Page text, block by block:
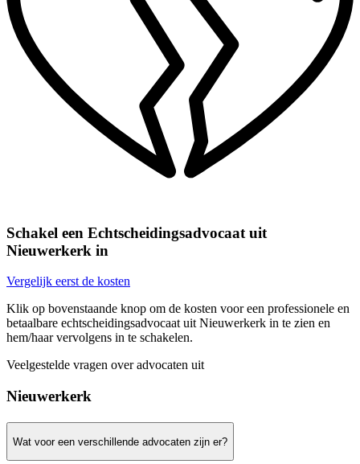
Schakel een Echtscheidingsadvocaat uit
Nieuwerkerk in
Vergelijk eerst de kosten
Klik op bovenstaande knop om de kosten voor een professionele en
betaalbare echtscheidingsadvocaat uit Nieuwerkerk in te zien en
hem/haar vervolgens in te schakelen.
Veelgestelde vragen over advocaten uit
Nieuwerkerk
Wat voor een verschillende advocaten zijn er?